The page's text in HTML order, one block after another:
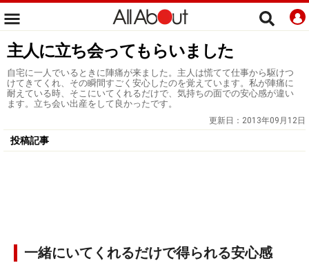
主人に立ち会ってもらいました
自宅に一人でいるときに陣痛が来ました。主人は慌てて仕事から駆けつ
けてきてくれ、その瞬間すごく安心したのを覚えています。私が陣痛に
耐えている時、そこにいてくれるだけで、気持ちの面での安心感が違い
ます。立ち会い出産をして良かったです。
更新日： 2013年09月12日
投稿記事
一緒にいてくれるだけで得られる安心感